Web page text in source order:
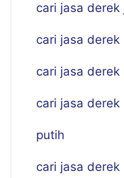
cari jasa
cari jasa derek
cari jasa
cari jasa
putih
cari jasa